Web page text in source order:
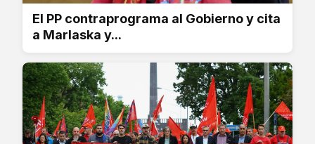
El PP contraprograma al Gobierno y cita
a Marlaska y...